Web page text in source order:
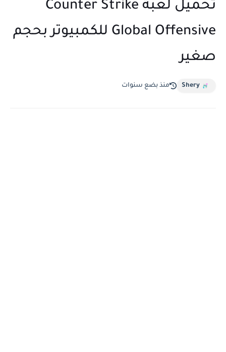
تحميل لعبة Counter Strike
Global Offensive للكمبيوتر بحجم
صغير
Shery منذ بضع سنوات